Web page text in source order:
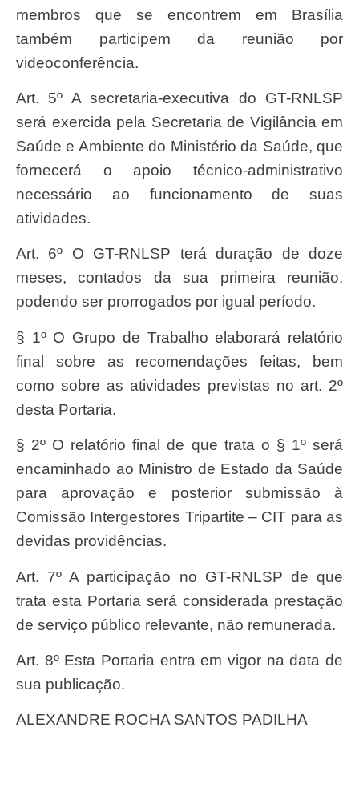
membros que se encontrem em Brasília
também participem da reunião por
videoconferência.
Art. 5º A secretaria-executiva do GT-RNLSP
será exercida pela Secretaria de Vigilância em
Saúde e Ambiente do Ministério da Saúde, que
fornecerá o apoio técnico-administrativo
necessário ao funcionamento de suas
atividades.
Art. 6º O GT-RNLSP terá duração de doze
meses, contados da sua primeira reunião,
podendo ser prorrogados por igual período.
§ 1º O Grupo de Trabalho elaborará relatório
final sobre as recomendações feitas, bem
como sobre as atividades previstas no art. 2º
desta Portaria.
§ 2º O relatório final de que trata o § 1º será
encaminhado ao Ministro de Estado da Saúde
para aprovação e posterior submissão à
Comissão Intergestores Tripartite – CIT para as
devidas providências.
Art. 7º A participação no GT-RNLSP de que
trata esta Portaria será considerada prestação
de serviço público relevante, não remunerada.
Art. 8º Esta Portaria entra em vigor na data de
sua publicação.
ALEXANDRE ROCHA SANTOS PADILHA